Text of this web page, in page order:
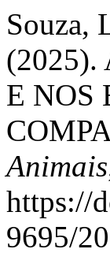
Souza,
(2025).
E NOS
Animais
https://
9695/